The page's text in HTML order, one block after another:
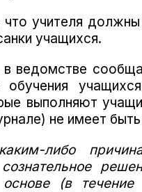
что учителя
учащихся.
ведомстве
обучения
выполняют
не имеет
либо
основе (в